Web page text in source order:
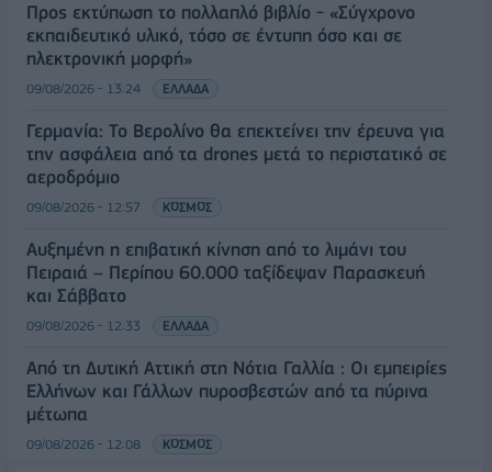
Προς εκτύπωση το πολλαπλό βιβλίο - «Σύγχρονο
εκπαιδευτικό υλικό, τόσο σε έντυπη όσο και σε
ηλεκτρονική μορφή»
09/08/2026 - 13:24 ΕΛΛΑΔΑ
Γερμανία: Το Βερολίνο θα επεκτείνει την έρευνα για
την ασφάλεια από τα drones μετά το περιστατικό σε
αεροδρόμιο
09/08/2026 - 12:57 ΚΟΣΜΟΣ
Αυξημένη η επιβατική κίνηση από το λιμάνι του
Πειραιά – Περίπου 60.000 ταξίδεψαν Παρασκευή
και Σάββατο
09/08/2026 - 12:33 ΕΛΛΑΔΑ
Από τη Δυτική Αττική στη Νότια Γαλλία : Οι εμπειρίες
Ελλήνων και Γάλλων πυροσβεστών από τα πύρινα
μέτωπα
09/08/2026 - 12:08 ΚΟΣΜΟΣ